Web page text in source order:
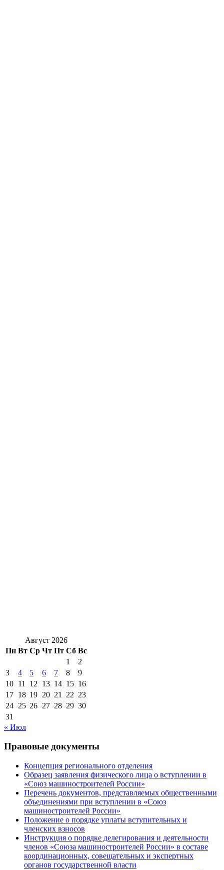
Август 2026
Пн Вт Ср Чт Пт Сб Вс
1
2
3
4 5 6 7 8
9
10 11 12 13 14 15 16
17 18 19 20 21 22 23
24 25 26 27 28 29 30
31
« Июл
Правовые документы
Концепция регионального отделения
Образец заявления физического лица о вступлении в
«Союз машиностроителей России»
Перечень документов, представляемых общественными
объединениями при вступлении в «Союз
машиностроителей России»
Положение о порядке уплаты вступительных и
членских взносов
Инструкция о порядке делегирования и деятельности
членов «Союза машиностроителей России» в составе
координационных, совещательных и экспертных
органов государственной власти